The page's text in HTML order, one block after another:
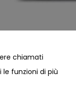
chiamati
funzioni di più